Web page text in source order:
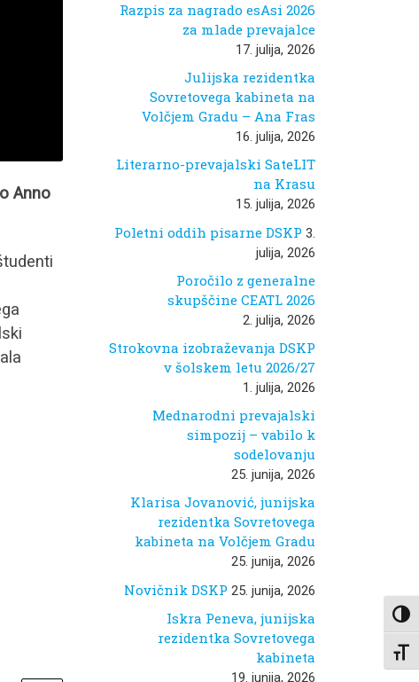
Anno
Razpis za nagrado esAsi 2026
za mlade prevajalce
17. julija, 2026
Julijska rezidentka
Sovretovega kabineta na
Volčjem Gradu – Ana Fras
16. julija, 2026
Literarno-prevajalski SateLIT
na Krasu
15. julija, 2026
Poletni oddih pisarne DSKP 3.
julija, 2026
Poročilo z generalne
skupščine CEATL 2026
2. julija, 2026
Strokovna izobraževanja DSKP
v šolskem letu 2026/27
1. julija, 2026
Mednarodni prevajalski
simpozij – vabilo k
sodelovanju
25. junija, 2026
Klarisa Jovanović, junijska
rezidentka Sovretovega
kabineta na Volčjem Gradu
25. junija, 2026
Novičnik DSKP 25. junija, 2026
Iskra Peneva, junijska
rezidentka Sovretovega
kabineta
19. junija, 2026